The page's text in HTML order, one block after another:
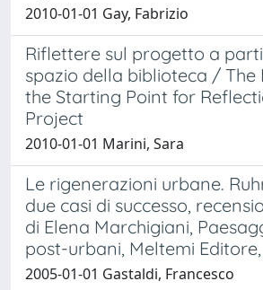
2010-01-01 Gay, Fabrizio
Riflettere sul progetto a
spazio della biblioteca / The
the Starting Point for
Project
2010-01-01 Marini, Sara
Le rigenerazioni urbane.
due casi di successo,
di Elena Marchigiani,
post-urbani, Meltemi
2005-01-01 Gastaldi, Francesco